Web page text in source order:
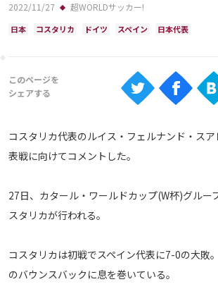
大会について
2022/11/27 超WORLDサッカー!
日本 コスタリカ ドイツ スペイン 日本代表
コスタリカ代表のルイス・フェルナンド・ス
表戦に向けてコメントした。
27日、カタール・ワールドカップ(W杯)グルー
スタリカが行われる。
コスタリカは初戦でスペイン代表に7-0の大敗
のバウンスバックに息を巻いている。